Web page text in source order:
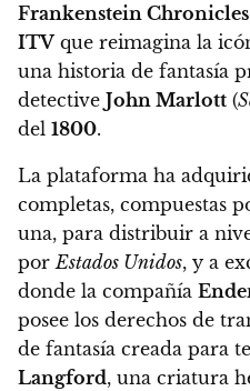
Frankenstein Chronicles
ITVque reimagina la
una historia de fantasía
detective John Marlott (
del 1800.
La plataforma ha
completas, compuestas
una, para distribuir a
porEstados Unidos, y a
donde la compañía
posee los derechos de
de fantasía creada para
Langford, una criatura